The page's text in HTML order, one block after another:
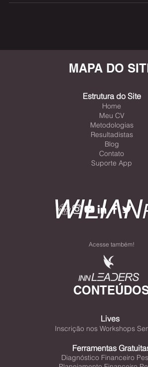
Acesse também!
MAPA DO SITE
Estrutura do Site
Home
Meu CV
Contato
Suporte App